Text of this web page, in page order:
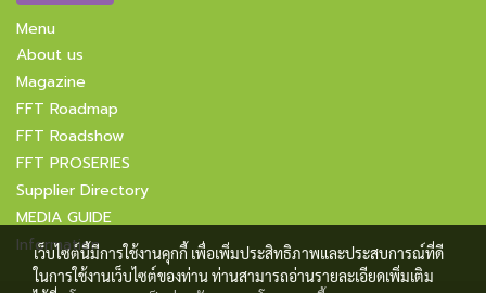
Menu
About us
Magazine
FFT Roadmap
FFT Roadshow
FFT PROSERIES
Supplier Directory
MEDIA GUIDE
Information
เว็บไซต์นี้มีการใช้งานคุกกี้ เพื่อเพิ่มประสิทธิภาพและประสบการณ์ที่ดี
ในการใช้งานเว็บไซต์ของท่าน ท่านสามารถอ่านรายละเอียดเพิ่มเติม